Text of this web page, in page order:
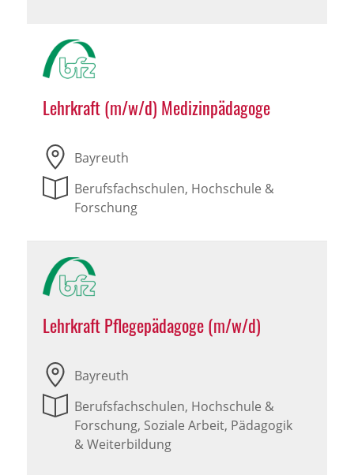
Lehrkraft (m/w/d) Medizinpädagoge
Bayreuth
Berufsfachschulen, Hochschule &
Forschung
Lehrkraft Pflegepädagoge (m/w/d)
Bayreuth
Berufsfachschulen, Hochschule &
Forschung, Soziale Arbeit, Pädagogik
& Weiterbildung